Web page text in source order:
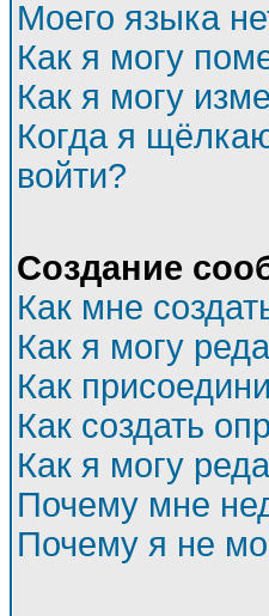
Моего языка
Как я могу
Как я могу
Когда я
войти?
Создание
Как мне
Как я могу
Как
Как создать
Как я могу
Почему мне
Почему я не